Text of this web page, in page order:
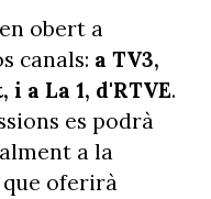
obert a
canals: a TV3,
a La 1, d'RTVE.
es podrà
a la
oferirà